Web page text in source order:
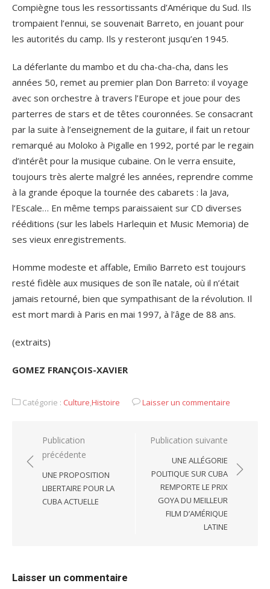
Compiègne tous les ressortissants d’Amérique du Sud. Ils
trompaient l’ennui, se souvenait Barreto, en jouant pour
les autorités du camp. Ils y resteront jusqu’en 1945.
La déferlante du mambo et du cha-cha-cha, dans les
années 50, remet au premier plan Don Barreto: il voyage
avec son orchestre à travers l’Europe et joue pour des
parterres de stars et de têtes couronnées. Se consacrant
par la suite à l’enseignement de la guitare, il fait un retour
remarqué au Moloko à Pigalle en 1992, porté par le regain
d’intérêt pour la musique cubaine. On le verra ensuite,
toujours très alerte malgré les années, reprendre comme
à la grande époque la tournée des cabarets : la Java,
l’Escale… En même temps paraissaient sur CD diverses
rééditions (sur les labels Harlequin et Music Memoria) de
ses vieux enregistrements.
Homme modeste et affable, Emilio Barreto est toujours
resté fidèle aux musiques de son île natale, où il n’était
jamais retourné, bien que sympathisant de la révolution. Il
est mort mardi à Paris en mai 1997, à l’âge de 88 ans.
(extraits)
GOMEZ FRANÇOIS-XAVIER
Catégorie : Culture,Histoire Laisser un commentaire
Navigation
de
l’article
Publication
précédente
UNE PROPOSITION
LIBERTAIRE POUR LA
CUBA ACTUELLE
Publication suivante
UNE ALLÉGORIE
POLITIQUE SUR CUBA
REMPORTE LE PRIX
GOYA DU MEILLEUR
FILM D’AMÉRIQUE
LATINE
Laisser un commentaire